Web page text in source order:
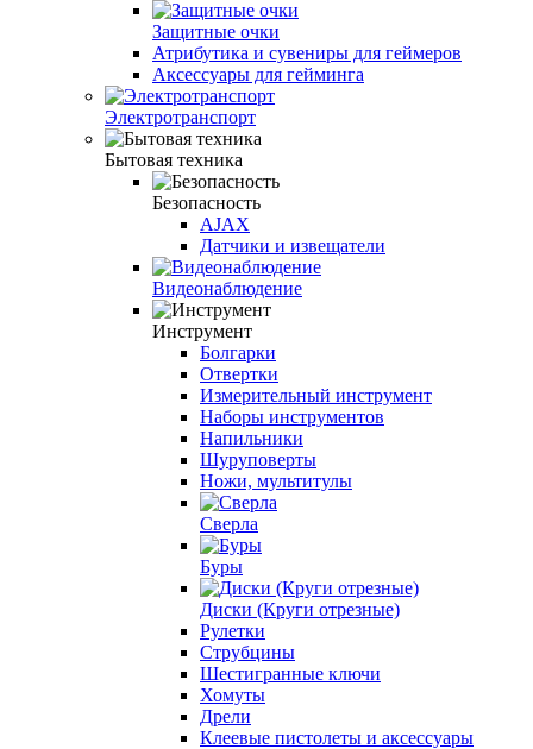
Защитные очки
Атрибутика и сувениры для геймеров
Аксессуары для гейминга
Электротранспорт
Бытовая техника
Безопасность
AJAX
Датчики и извещатели
Видеонаблюдение
Инструмент
Болгарки
Отвертки
Измерительный инструмент
Наборы инструментов
Напильники
Шуруповерты
Ножи, мультитулы
Сверла
Буры
Диски (Круги отрезные)
Рулетки
Струбцины
Шестигранные ключи
Хомуты
Дрели
Клеевые пистолеты и аксессуары